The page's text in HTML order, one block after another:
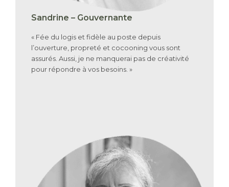
Sandrine – Gouvernante
« Fée du logis et fidèle au poste depuis
l’ouverture, propreté et cocooning vous sont
assurés. Aussi, je ne manquerai pas de créativité
pour répondre à vos besoins. »